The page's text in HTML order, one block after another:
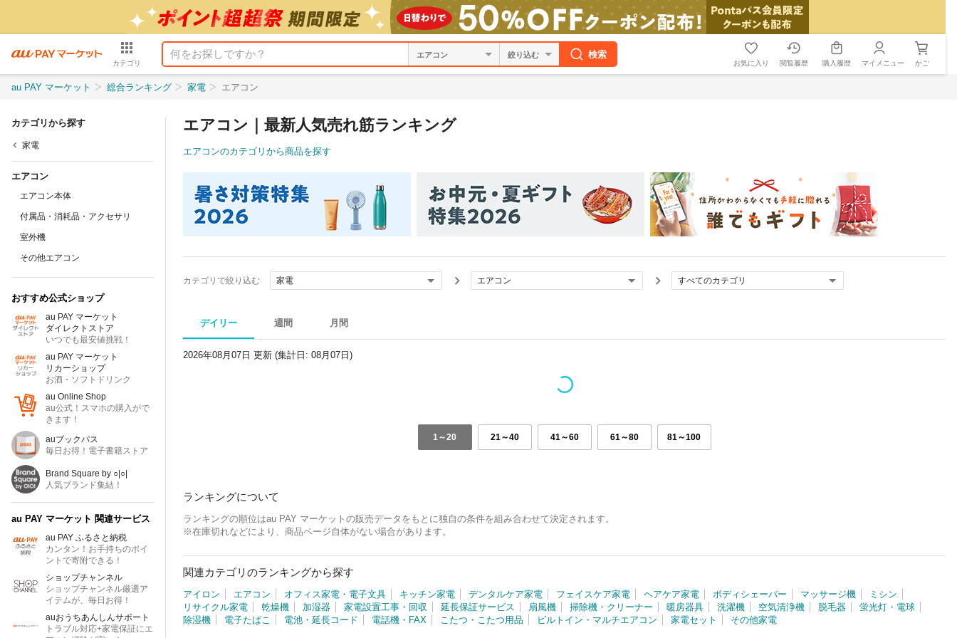
カテゴリ
絞り込む 検索
お気に入り 閲覧履歴 購入履歴 マイメニュー かご
au PAY マーケット 総合ランキング 家電 エアコン
カテゴリから探す
家電
エアコン
エアコン本体
付属品・消耗品・アクセサリ
室外機
その他エアコン
おすすめ公式ショップ
au PAY マーケット
ダイレクトストア
いつでも最安値挑戦！
au PAY マーケット
リカーショップ
お酒・ソフトドリンク
au Online Shop
au公式！スマホの購入がで
きます！
auブックパス
毎日お得！電子書籍ストア
Brand Square by ○|○|
人気ブランド集結！
au PAY マーケット 関連サービス
au PAY ふるさと納税
カンタン！お手持ちのポイ
ントで寄附できる！
ショップチャンネル
ショップチャンネル厳選ア
イテムが、毎日お得！
auおうちあんしんサポート
トラブル対応+家電保証にエ
エアコン｜最新人気売れ筋ランキング
エアコンのカテゴリから商品を探す
カテゴリで絞り込む 家電 エアコン すべてのカテゴリ
デイリー 週間 月間
2026年08月07日 更新 (集計日: 08月07日)
1～20 21～40 41～60 61～80 81～100
ランキングについて
ランキングの順位はau PAY マーケットの販売データをもとに独自の条件を組み合わせて決定されます。
※在庫切れなどにより、商品ページ自体がない場合があります。
関連カテゴリのランキングから探す
アイロン エアコン オフィス家電・電子文具 キッチン家電 デンタルケア家電 フェイスケア家電 ヘアケア家電 ボディシェーバー マッサージ機
ミシン
リサイクル家電
乾燥機 加湿器 家電設置工事・回収 延長保証サービス 扇風機 掃除機・クリーナー 暖房器具 洗濯機 空気清浄機 脱毛器
蛍光灯・電球
除湿機
電子たばこ 電池・延長コード 電話機・FAX こたつ・こたつ用品 ビルトイン・マルチエアコン 家電セット その他家電